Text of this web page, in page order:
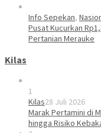
Info Sepekan,
Pusat Kucurkan
Pertanian Merauke
Kilas
1
Kilas28 Juli 2026
Marak Pertamini di
hingga Risiko